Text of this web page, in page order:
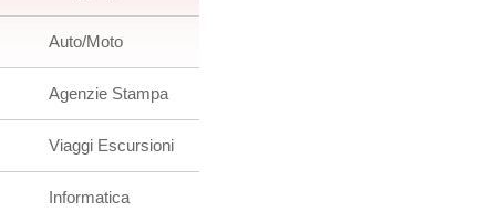
Auto/Moto
Agenzie Stampa
Viaggi Escursioni
Informatica